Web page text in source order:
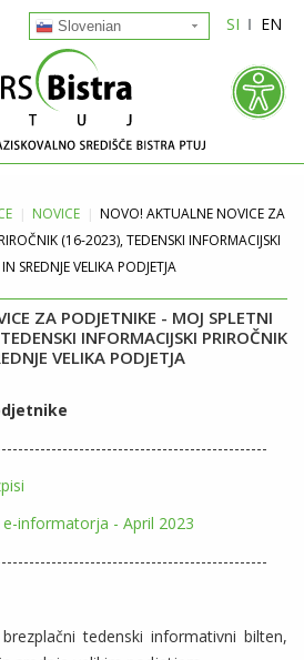
SI EN
Slovenian
NOVICE
NOVO! AKTUALNE NOVICE ZA
(16-2023), TEDENSKI INFORMACIJSKI
SREDNJE VELIKA PODJETJA
ZA PODJETNIKE - MOJ SPLETNI
INFORMACIJSKI PRIROČNIK
VELIKA PODJETJA
informatorja - April 2023
tedenski informativni bilten,